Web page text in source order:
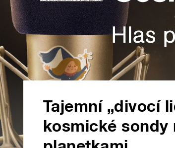
Tajemní „divocí
kosmické sondy